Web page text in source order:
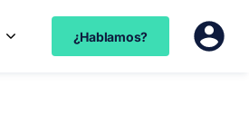
¿Hablamos?